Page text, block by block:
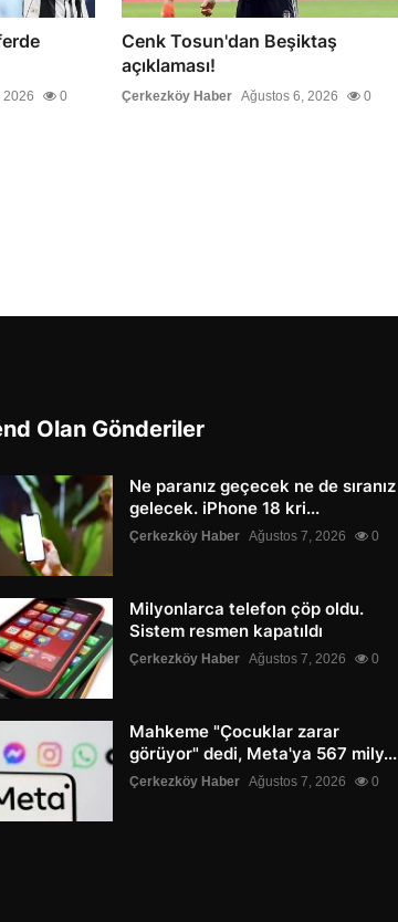
2026 0
Cenk Tosun'dan Beşiktaş
açıklaması!
Çerkezköy Haber Ağustos 6, 2026 0
Olan Gönderiler
Ne paranız geçecek ne de sıranız
gelecek. iPhone 18 kri...
Çerkezköy Haber Ağustos 7, 2026 0
Milyonlarca telefon çöp oldu.
Sistem resmen kapatıldı
Çerkezköy Haber Ağustos 7, 2026 0
Mahkeme "Çocuklar zarar
görüyor" dedi, Meta'ya 567 mily...
Çerkezköy Haber Ağustos 7, 2026 0